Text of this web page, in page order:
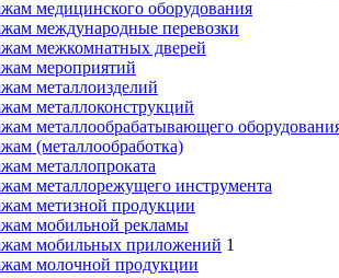
медицинского оборудования
международные перевозки
межкомнатных дверей
мероприятий
металлоизделий
металлоконструкций
металлообрабатывающего
(металлообработка)
металлопроката
металлорежущего инструмента
метизной продукции
мобильной рекламы
мобильных приложений 1
молочной продукции